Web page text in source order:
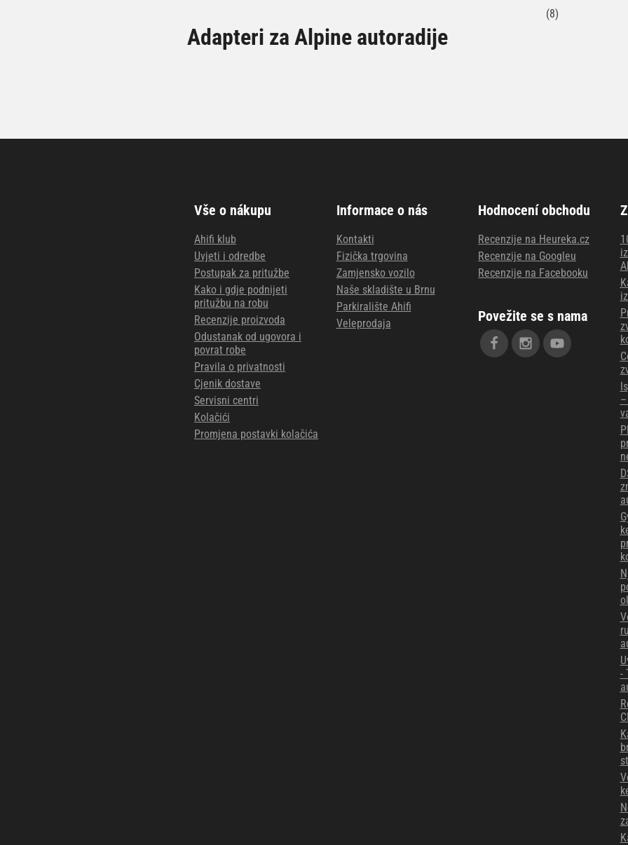
Adapteri za Alpine autoradije
(8)
Vše o nákupu
Ahifi klub
Uvjeti i odredbe
Postupak za pritužbe
Kako i gdje podnijeti
pritužbu na robu
Recenzije proizvoda
Odustanak od ugovora i
povrat robe
Pravila o privatnosti
Cjenik dostave
Servisni centri
Kolačići
Promjena postavki kolačića
Informace o nás
Kontakti
Fizička trgovina
Zamjensko vozilo
Naše skladište u Brnu
Parkiralište Ahifi
Veleprodaja
Hodnocení obchodu
Recenzije na Heureka.cz
Recenzije na Googleu
Recenzije na Facebooku
Povežite se s nama
-